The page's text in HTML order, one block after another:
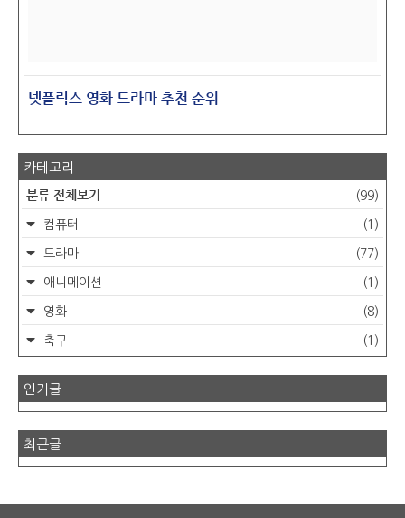
넷플릭스 영화 드라마 추천 순위
카테고리
분류 전체보기 (99)
컴퓨터 (1)
드라마 (77)
애니메이션 (1)
영화 (8)
축구 (1)
인기글
최근글